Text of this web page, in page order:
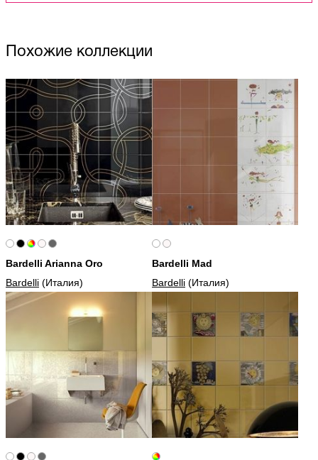
Похожие коллекции
Bardelli Arianna Oro
Bardelli (Италия)
Bardelli Mad
Bardelli (Италия)